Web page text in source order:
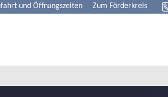
und Öffnungszeiten Zum Förderkreis